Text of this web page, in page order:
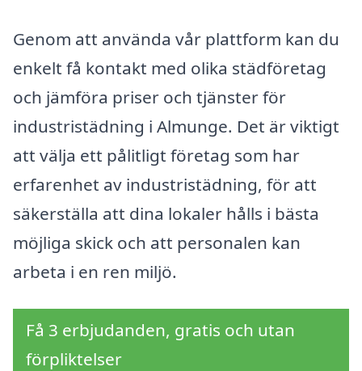
Genom att använda vår plattform kan du
enkelt få kontakt med olika städföretag
och jämföra priser och tjänster för
industristädning i Almunge. Det är viktigt
att välja ett pålitligt företag som har
erfarenhet av industristädning, för att
säkerställa att dina lokaler hålls i bästa
möjliga skick och att personalen kan
arbeta i en ren miljö.
Få 3 erbjudanden, gratis och utan
förpliktelser